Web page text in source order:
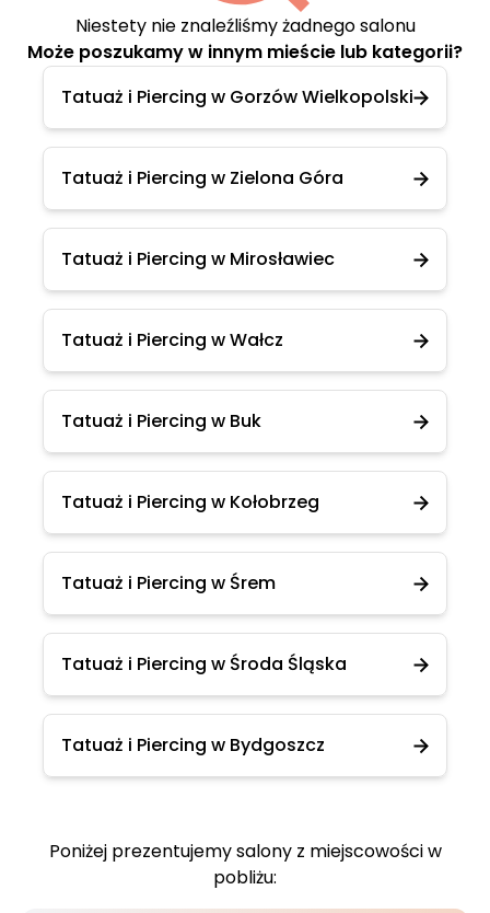
Niestety nie znaleźliśmy żadnego salonu
Może poszukamy w innym mieście lub kategorii?
Tatuaż i Piercing w Gorzów Wielkopolski
Tatuaż i Piercing w Zielona Góra
Tatuaż i Piercing w Mirosławiec
Tatuaż i Piercing w Wałcz
Tatuaż i Piercing w Buk
Tatuaż i Piercing w Kołobrzeg
Tatuaż i Piercing w Śrem
Tatuaż i Piercing w Środa Śląska
Tatuaż i Piercing w Bydgoszcz
Poniżej prezentujemy salony z miejscowości w
pobliżu: